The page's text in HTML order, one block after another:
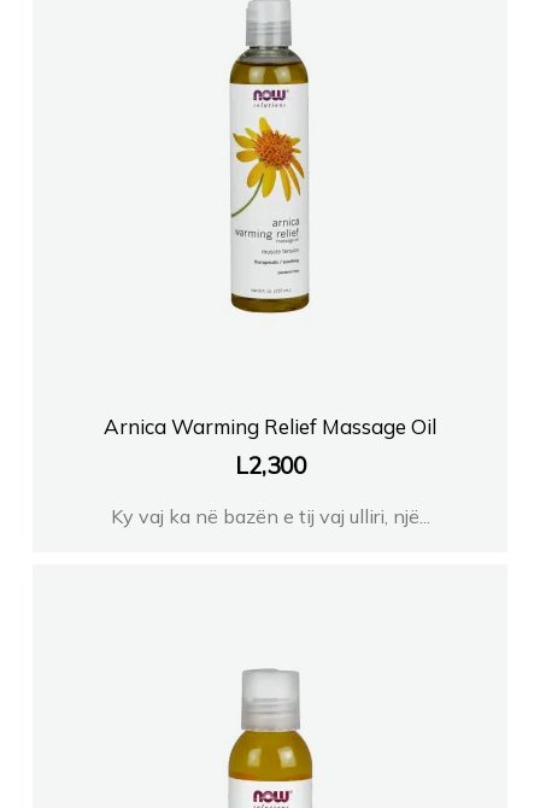
Arnica Warming Relief Massage Oil
L2,300
Ky vaj ka në bazën e tij vaj ulliri, një...